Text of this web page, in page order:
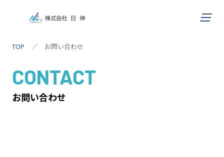
TOP お問い合わせ
CONTACT
お問い合わせ